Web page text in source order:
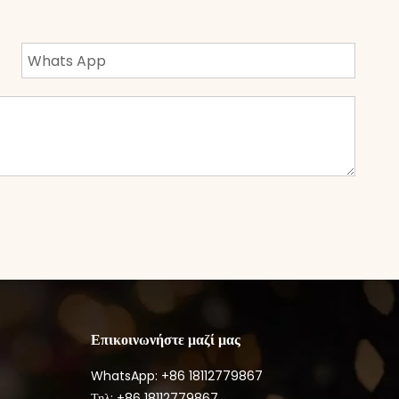
Επικοινωνήστε μαζί μας
WhatsApp: +86 18112779867